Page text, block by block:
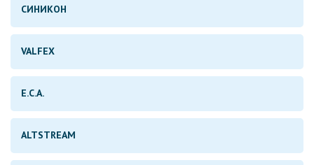
СИНИКОН
VALFEX
E.C.A.
ALTSTREAM